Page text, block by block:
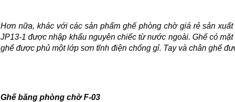
Hơn nữa, khác với các sản phẩm ghế phòng chờ giá rẻ sản
JP13-1 được nhập khẩu nguyên chiếc từ nước ngoài. Ghế có
ghế được phủ một lớp sơn tĩnh điện chống gỉ. Tay và chân ghế
Ghế băng phòng chờ F-03